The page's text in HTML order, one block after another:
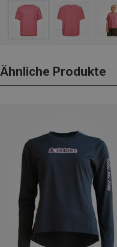
Ähnliche Produkte